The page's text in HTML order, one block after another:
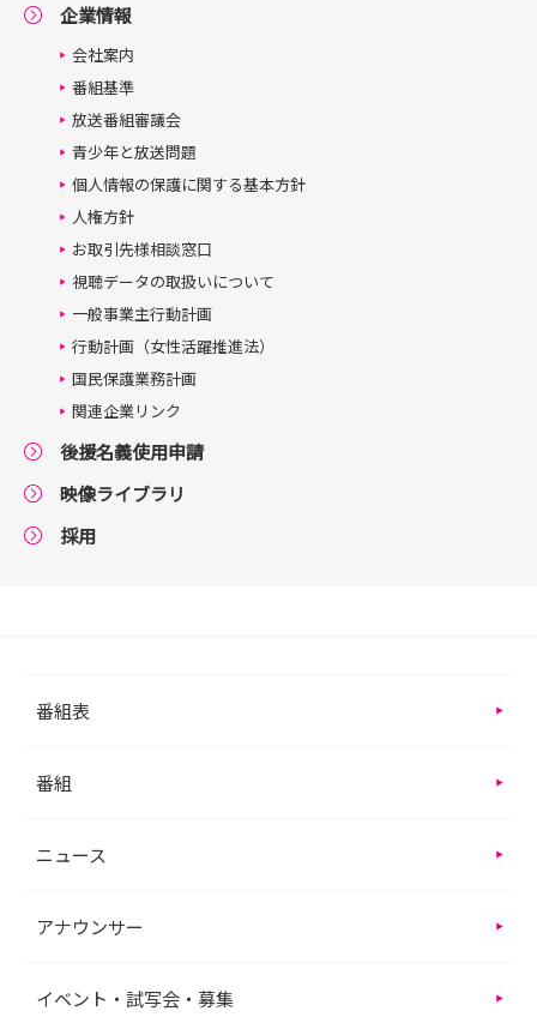
企業情報
会社案内
番組基準
放送番組審議会
青少年と放送問題
個人情報の保護に関する基本方針
人権方針
お取引先様相談窓口
視聴データの取扱いについて
一般事業主行動計画
行動計画（女性活躍推進法）
国民保護業務計画
関連企業リンク
後援名義使用申請
映像ライブラリ
採用
番組表
番組
ニュース
アナウンサー
イベント・試写会・募集